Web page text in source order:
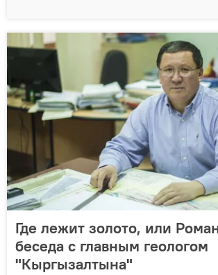
Где лежит золото, или
беседа с главным геологом
"Кыргызалтына"